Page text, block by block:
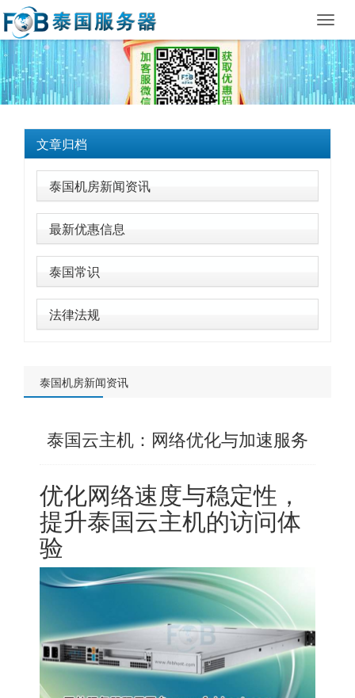
文章归档
泰国机房新闻资讯
最新优惠信息
泰国常识
法律法规
泰国机房新闻资讯
泰国云主机：网络优化与加速服务
优化网络速度与稳定性，
提升泰国云主机的访问体
验